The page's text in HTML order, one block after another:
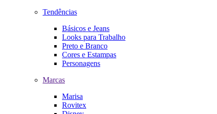
Tendências
Básicos e Jeans
Looks para Trabalho
Preto e Branco
Cores e Estampas
Personagens
Marcas
Marisa
Rovitex